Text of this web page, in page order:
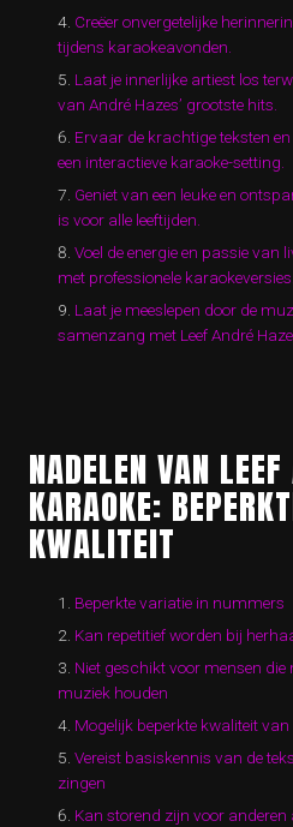
Creëer onvergetelijke
tijdens karaokeavonden.
Laat je innerlijke artiest los
van André Hazes’ grootste hits.
Ervaar de krachtige teksten
een interactieve karaoke-setting.
Geniet van een leuke en
is voor alle leeftijden.
Voel de energie en passie van
met professionele karaokeversies.
Laat je meeslepen door de
samenzang met Leef André
NADELEN VAN
KARAOKE:
KWALITEIT
Beperkte variatie in nummers
Kan repetitief worden bij
Niet geschikt voor mensen
muziek houden
Mogelijk beperkte kwaliteit
Vereist basiskennis van de
zingen
Kan storend zijn voor